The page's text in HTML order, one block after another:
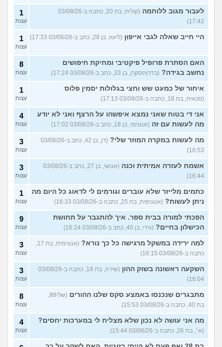
לעבור מגוב ללוחמה
(קולית, בת 20, כתבה ב-03/08/26
17:42)
1
עצות
היי חייב שאלה לגבי אייפון (ליעוז, בן 28, כתב ב-03/08/26 17:33) 1
עצות
האם הסתרת פרופיל פיקטיבי ומחיקת חיפושים
נחשב בגידה? (בדרןהסקרן, בן 33, כתב ב-03/08/26 17:24)
8
עצות
איחור של כמעט שש וחצי בגלולות יסמין פלוס
(סנאית, בת 18, כתבה ב-03/08/26 17:13)
1
עצות
אני די בטוח שאני נמצא איפשהו על הרצף ואני לא יודע
מה לעשות עם זה (אנונימי, בן 18, כתב ב-03/08/26 17:02)
4
עצות
מה לעשות במקרה המוזר שלי?
(דן, בן 42, כתב ב-03/08/26
16:53)
3
עצות
אשמח לעזרה אמיתית וכנה
(אנושי, בן 27, כתב ב-03/08/26
16:44)
3
עצות
כתמים מלייזר שלא עוברים וגורמים לי לדאוג כל היום מה
ניתן לעשות? (אנונימית, בת 25, כתבה ב-03/08/26 16:33)
1
עצות
הפכתי למורה בבית ספר. איך להתגבר על תחושת
הכישלון בחיים? (גידי, בן 40, כתב ב-03/08/26 16:24)
9
עצות
למה ירידה במשקל מרגישה כל כך נורא?
(אנונימית, בת 17,
כתבה ב-03/08/26 16:15)
3
עצות
השקעה ראשונה בשוק ההון
(שירה, בת 18, כתבה ב-03/08/26
16:04)
3
עצות
מתבגרים שנכנסו באמצע סקס שלנו ההורים
(שלי88,
בת 40, כתבה ב-03/08/26 15:53)
8
עצות
מה אני עושה לא נכון שלא מצליח לי במערכות יחסים?
(א׳, בת 26, כתבה ב-03/08/26 15:44)
4
עצות